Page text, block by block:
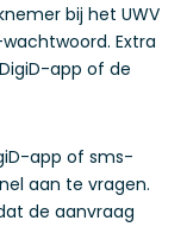
bij het UWV
Extra
app of de
app of sms-
aan te vragen.
de aanvraag